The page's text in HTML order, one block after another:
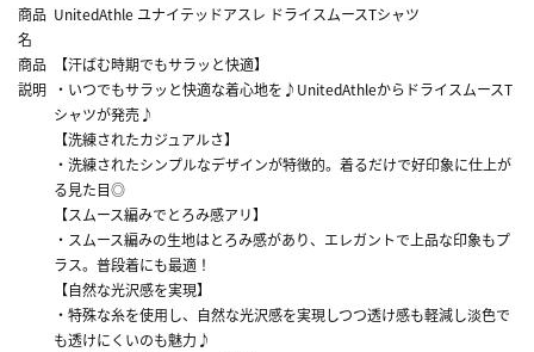
商品
名
UnitedAthle ユナイテッドアスレ ドライスムースTシャツ
商品
説明
【汗ばむ時期でもサラッと快適】
・いつでもサラッと快適な着心地を♪UnitedAthleからドライスムースT
シャツが発売♪
【洗練されたカジュアルさ】
・洗練されたシンプルなデザインが特徴的。着るだけで好印象に仕上が
る見た目◎
【スムース編みでとろみ感アリ】
・スムース編みの生地はとろみ感があり、エレガントで上品な印象もプ
ラス。普段着にも最適！
【自然な光沢感を実現】
・特殊な糸を使用し、自然な光沢感を実現しつつ透け感も軽減し淡色で
も透けにくいのも魅力♪